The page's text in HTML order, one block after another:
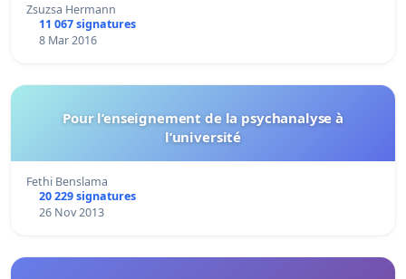
Zsuzsa Hermann
11 067 signatures
8 Mar 2016
Pour l’enseignement de la psychanalyse à
l’université
Fethi Benslama
20 229 signatures
26 Nov 2013